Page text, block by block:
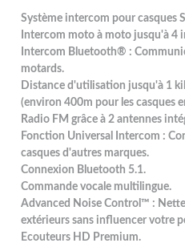
Système intercom pour casques
Intercom moto à moto jusqu'à 4
Intercom Bluetooth® :
motards.
Distance d'utilisation jusqu'à 1
(environ 400m pour les casques
Radio FM grâce à 2 antennes
Fonction Universal Intercom :
casques d'autres marques.
Connexion Bluetooth 5.1.
Commande vocale multilingue.
Advanced Noise Control™ :
extérieurs sans influencer votre
Ecouteurs HD Premium.